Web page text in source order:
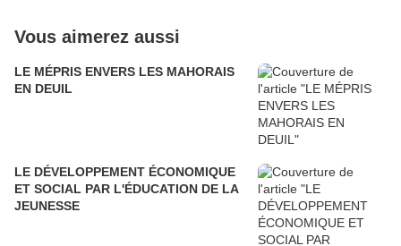
Vous aimerez aussi
LE MÉPRIS ENVERS LES MAHORAIS
EN DEUIL
LE DÉVELOPPEMENT ÉCONOMIQUE
ET SOCIAL PAR L'ÉDUCATION DE LA
JEUNESSE